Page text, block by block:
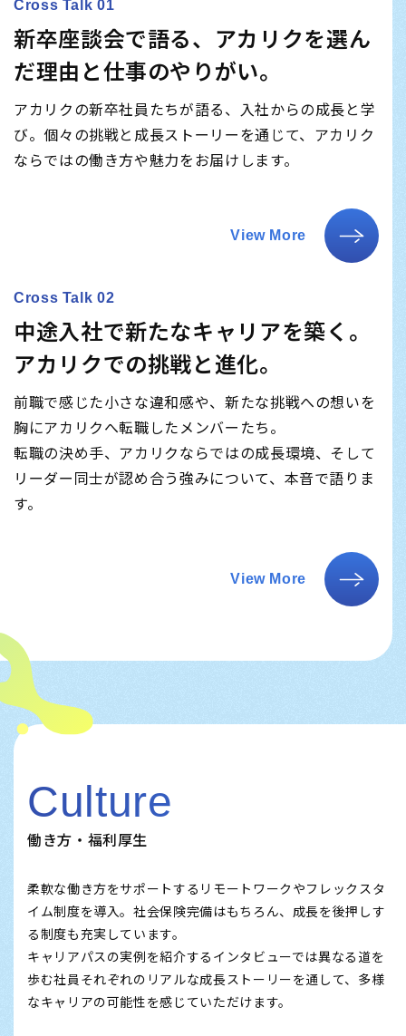
Cross Talk 01
新卒座談会で語る、アカリクを選ん
だ理由と仕事のやりがい。
アカリクの新卒社員たちが語る、入社からの成長と学
び。個々の挑戦と成長ストーリーを通じて、アカリク
ならではの働き方や魅力をお届けします。
View More
Cross Talk 02
中途入社で新たなキャリアを築く。
アカリクでの挑戦と進化。
前職で感じた小さな違和感や、新たな挑戦への想いを
胸にアカリクへ転職したメンバーたち。
転職の決め手、アカリクならではの成長環境、そして
リーダー同士が認め合う強みについて、本音で語りま
す。
View More
Culture
働き方・福利厚生
柔軟な働き方をサポートするリモートワークやフレックスタ
イム制度を導入。社会保険完備はもちろん、成長を後押しす
る制度も充実しています。
キャリアパスの実例を紹介するインタビューでは異なる道を
歩む社員それぞれのリアルな成長ストーリーを通して、多様
なキャリアの可能性を感じていただけます。